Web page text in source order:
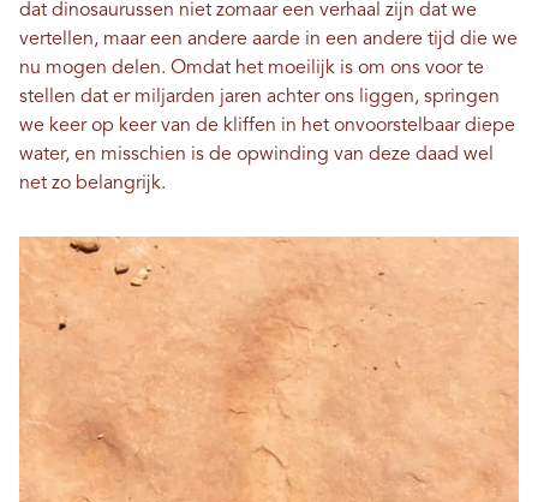
dat dinosaurussen niet zomaar een verhaal zijn dat we
vertellen, maar een andere aarde in een andere tijd die we
nu mogen delen. Omdat het moeilijk is om ons voor te
stellen dat er miljarden jaren achter ons liggen, springen
we keer op keer van de kliffen in het onvoorstelbaar diepe
water, en misschien is de opwinding van deze daad wel
net zo belangrijk.